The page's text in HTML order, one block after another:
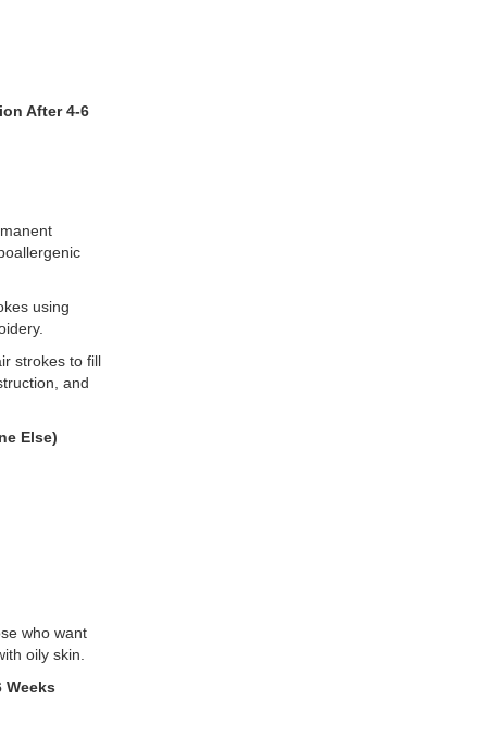
After 4-6
using
strokes to fill
and
Else)
who want
oily skin.
Weeks